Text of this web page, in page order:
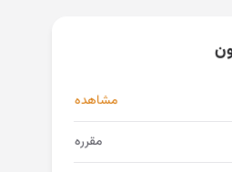
مشاهده
مقرره